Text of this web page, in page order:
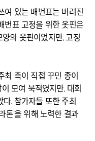
여 있는 배번표는 버려진
번표 고정을 위한 옷핀은
의 옷핀이었지만, 고정
최 측이 직접 꾸민 종이
모여 북적였지만, 대회
. 참가자들 또한 주최
톤’을 위해 노력한 결과